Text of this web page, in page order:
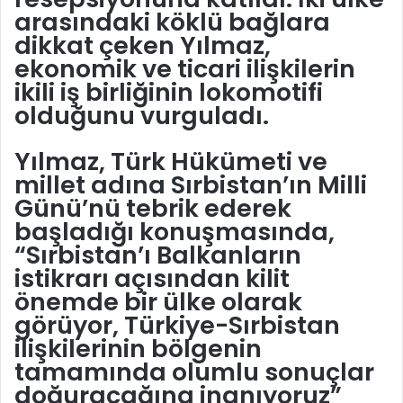
arasındaki köklü bağlara
dikkat çeken Yılmaz,
ekonomik ve ticari ilişkilerin
ikili iş birliğinin lokomotifi
olduğunu vurguladı.
Yılmaz, Türk Hükümeti ve
millet adına Sırbistan’ın Milli
Günü’nü tebrik ederek
başladığı konuşmasında,
“Sırbistan’ı Balkanların
istikrarı açısından kilit
önemde bir ülke olarak
görüyor, Türkiye-Sırbistan
ilişkilerinin bölgenin
tamamında olumlu sonuçlar
doğuracağına inanıyoruz”